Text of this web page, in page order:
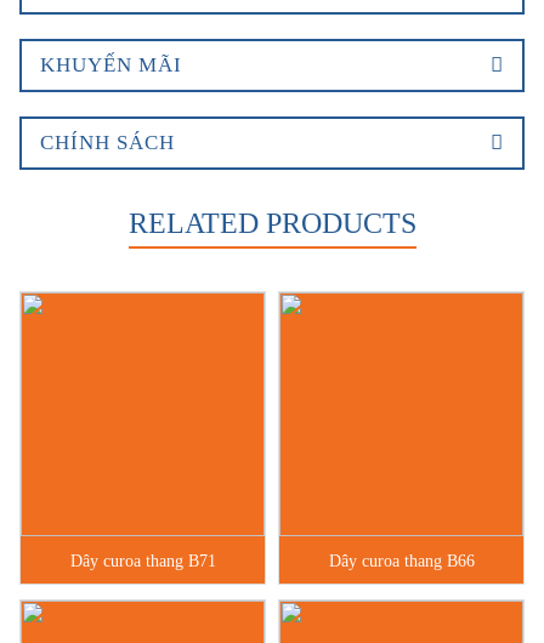
KHUYẾN MÃI
CHÍNH SÁCH
RELATED PRODUCTS
Dây curoa thang B71 Dây curoa thang B66